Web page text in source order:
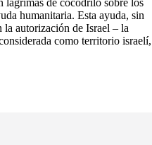
lágrimas de cocodrilo sobre los
humanitaria. Esta ayuda, sin
la autorización de Israel – la
como territorio israelí,